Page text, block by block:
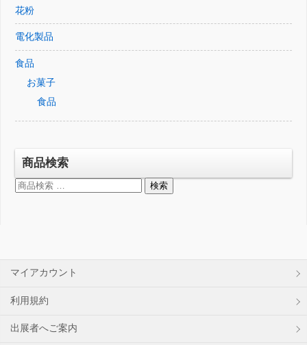
花粉
電化製品
食品
お菓子
食品
商品検索
検
検索
マイアカウント
利用規約
出展者へご案内